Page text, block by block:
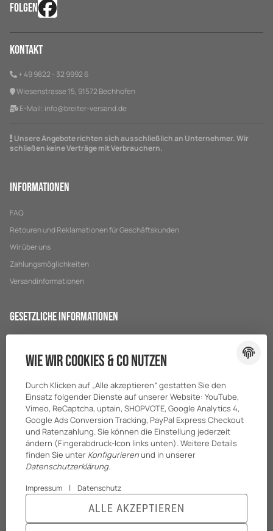
FOLGEN
Kontakt
+ 49 9822 - 32 9992 6
Wiesenstrasse 15, 91572 Bechhofen
E-Mail: info@breiter-versand.de
Unsere Angebote richten sich ausschließlich an Unternehmer. Wir
schließen keine Verträge mit Verbrauchern.
Informationen
FAQ
Retouren und Reklamationen für Geschäftskunden
Wir über uns
Zahlungsmöglichkeiten
Versandinformationen
Gesetzliche Informationen
Impressum
Batteriegesetzhinweise
Wie wir Cookies & Co nutzen
Durch Klicken auf „Alle akzeptieren“ gestatten Sie den
Einsatz folgender Dienste auf unserer Website: YouTube,
Vimeo, ReCaptcha, uptain, SHOPVOTE, Google Analytics 4,
Google Ads Conversion Tracking, PayPal Express Checkout
und Ratenzahlung. Sie können die Einstellung jederzeit
ändern (Fingerabdruck-Icon links unten). Weitere Details
finden Sie unter Konfigurierenund in unserer
Datenschutzerklärung.
Impressum | Datenschutz
ALLE AKZEPTIEREN